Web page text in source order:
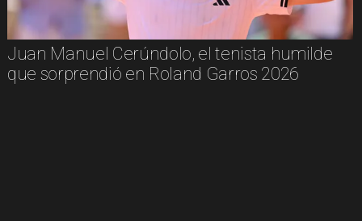
Juan Manuel Cerúndolo, el tenista humilde
que sorprendió en Roland Garros 2026